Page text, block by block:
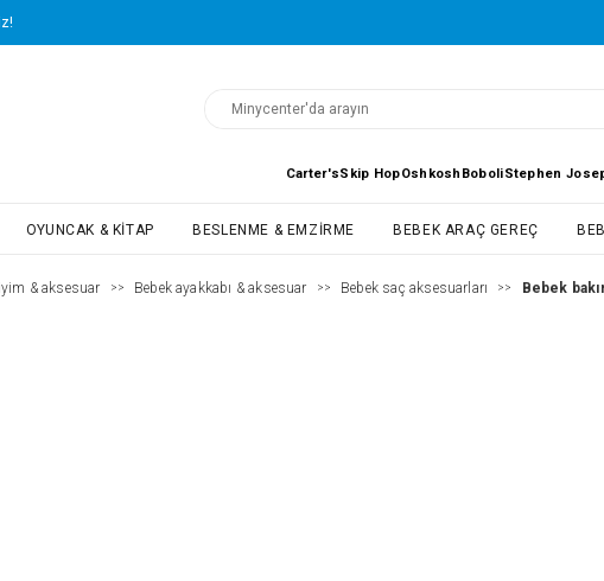
Carter'sSkip HopOshkosh BoboliStephen
OYUNCAK & KITAP BESLENME & EMZIRME BEBEK ARAÇ GEREÇ
& aksesuar >> Bebek ayakkabı & aksesuar >> Bebek saç aksesuarları >> Bebek